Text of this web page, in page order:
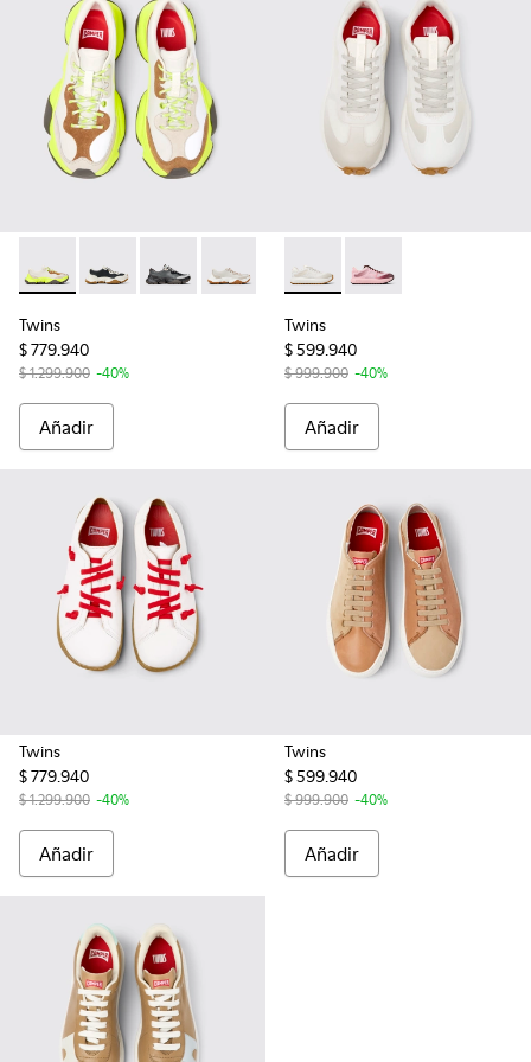
Twins - K201836-007 - Sneakers de piel multicolor para
Twins - K201836-010 - Zapatillas blancas de piel para
Twins - K201836-005 - Sneakers de piel y
Twins - K201836-002
Twins
$ 779.940
$ 1.299.900 -40%
Añadir
Twins - K201763-007 -
Twins - K201763-
Twins
$ 599.940
$ 999.900 -40%
Añadir
Twins
$ 779.940
$ 1.299.900 -40%
Añadir
Twins
$ 599.940
$ 999.900 -40%
Añadir